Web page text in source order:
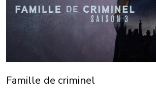
Famille de criminel